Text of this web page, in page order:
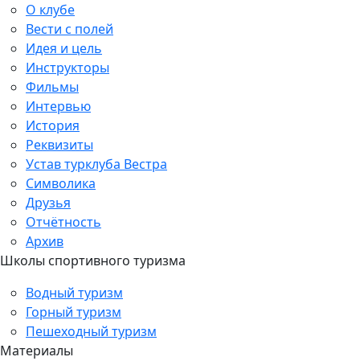
О клубе
Вести с полей
Идея и цель
Инструкторы
Фильмы
Интервью
История
Реквизиты
Устав турклуба Вестра
Символика
Друзья
Отчётность
Архив
Школы спортивного туризма
Водный туризм
Горный туризм
Пешеходный туризм
Материалы